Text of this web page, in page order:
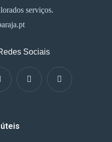
serviços.
Sociais